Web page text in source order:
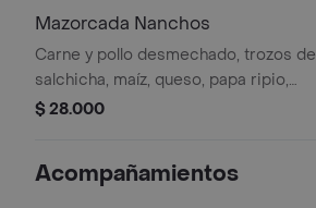
Mazorcada Nanchos
Carne y pollo desmechado, trozos de
salchicha, maíz, queso, papa ripio,
huevos de codorniz y salsas.
$ 28.000
Acompañamientos